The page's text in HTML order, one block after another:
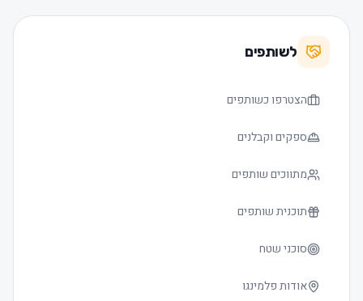
גודל טקסט
לשותפים
הצטרפו כשותפים
ספקים וקבלנים
מתווכים שותפים
תוכנית שותפים
סוכני שטח
אודות פלמינגו